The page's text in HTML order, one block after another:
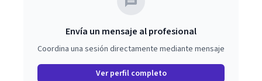
Envía un mensaje al profesional
Coordina una sesión directamente mediante mensaje
Ver perfil completo